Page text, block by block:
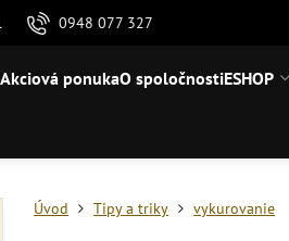
0948 077 327
Akciová ponukaO spoločnostiESHOP
Úvod Tipy a triky vykurovanie